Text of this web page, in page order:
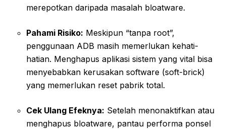
merepotkan daripada masalah bloatware.
Pahami Risiko: Meskipun “tanpa root”,
penggunaan ADB masih memerlukan kehati-
hatian. Menghapus aplikasi sistem yang vital bisa
menyebabkan kerusakan software (soft-brick)
yang memerlukan reset pabrik total.
Cek Ulang Efeknya: Setelah menonaktifkan atau
menghapus bloatware, pantau performa ponsel